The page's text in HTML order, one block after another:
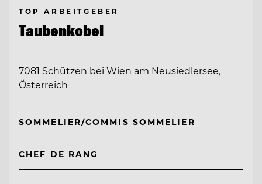
TOP ARBEITGEBER
Taubenkobel
7081 Schützen bei Wien am Neusiedlersee,
Österreich
SOMMELIER/COMMIS SOMMELIER
CHEF DE RANG